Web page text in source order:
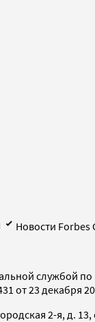
Новости Forbes
службой
от 23 декабря
2-я, д. 13,